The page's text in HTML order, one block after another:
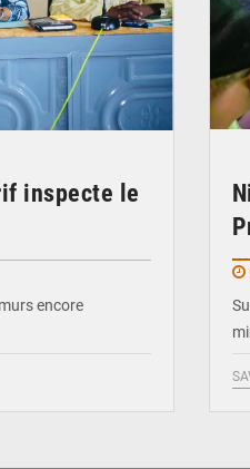
inspecte le
encore